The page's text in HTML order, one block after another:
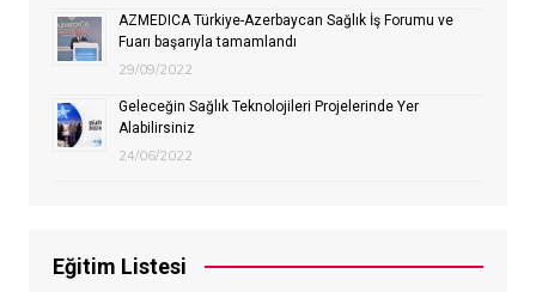
AZMEDICA Türkiye-Azerbaycan Sağlık İş Forumu ve
Fuarı başarıyla tamamlandı
29/09/2022
Geleceğin Sağlık Teknolojileri Projelerinde Yer
Alabilirsiniz
24/06/2022
Eğitim Listesi